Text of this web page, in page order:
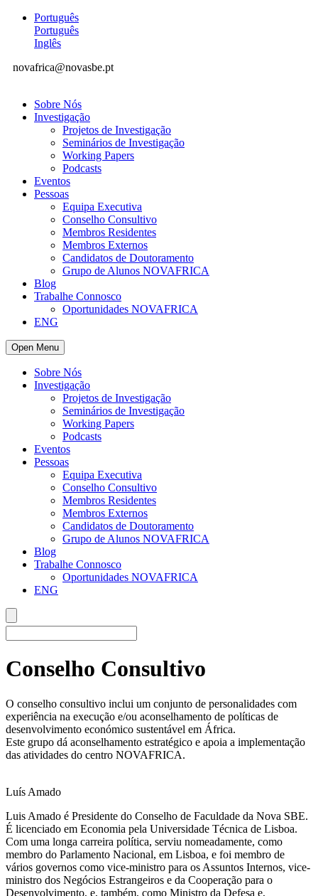
Português
Português
Inglês
novafrica@novasbe.pt
Sobre Nós
Investigação
Projetos de Investigação
Seminários de Investigação
Working Papers
Podcasts
Eventos
Pessoas
Equipa Executiva
Conselho Consultivo
Membros Residentes
Membros Externos
Candidatos de Doutoramento
Grupo de Alunos NOVAFRICA
Blog
Trabalhe Connosco
Oportunidades NOVAFRICA
ENG
Open Menu
Sobre Nós
Investigação
Projetos de Investigação
Seminários de Investigação
Working Papers
Podcasts
Eventos
Pessoas
Equipa Executiva
Conselho Consultivo
Membros Residentes
Membros Externos
Candidatos de Doutoramento
Grupo de Alunos NOVAFRICA
Blog
Trabalhe Connosco
Oportunidades NOVAFRICA
ENG
Conselho Consultivo
O conselho consultivo inclui um conjunto de personalidades com
experiência na execução e/ou aconselhamento de políticas de
desenvolvimento económico sustentável em África.
Este grupo dá aconselhamento estratégico e apoia a implementação
das atividades do centro NOVAFRICA.
Luís Amado
Luis Amado é Presidente do Conselho de Faculdade da Nova SBE.
É licenciado em Economia pela Universidade Técnica de Lisboa.
Com uma longa carreira política, serviu nomeadamente, como
membro do Parlamento Nacional, em Lisboa, e foi membro de
vários governos como vice-ministro para os Assuntos Internos, vice-
ministro dos Negócios Estrangeiros e da Cooperação para o
Desenvolvimento, e, também, como Ministro da Defesa e,